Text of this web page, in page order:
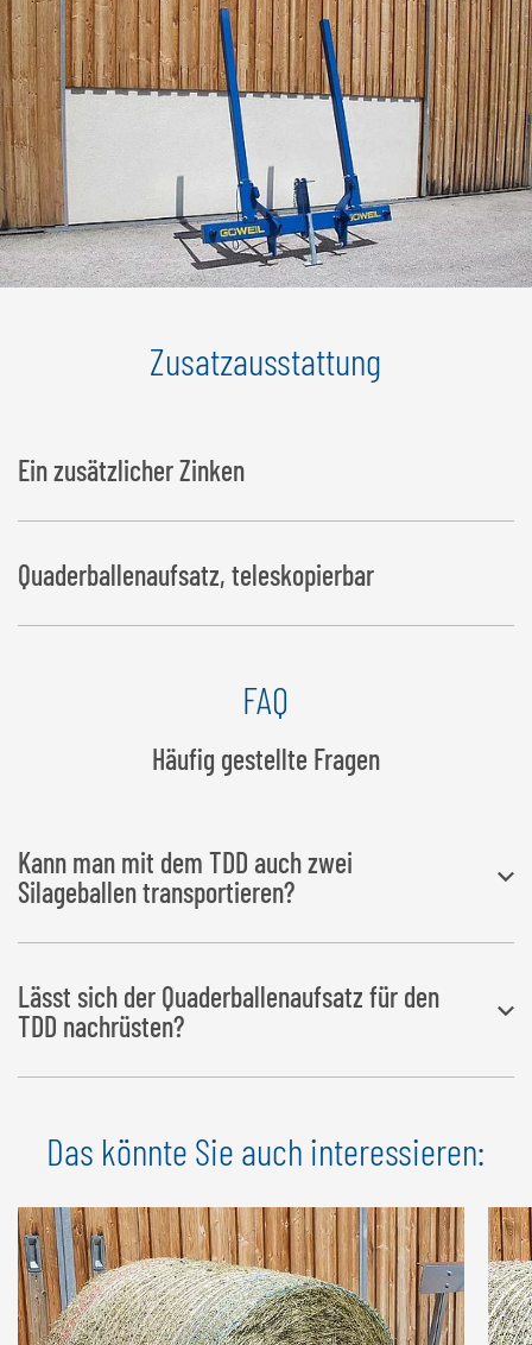
Zusatzausstattung
Ein zusätzlicher Zinken
Quaderballenaufsatz, teleskopierbar
FAQ
Häufig gestellte Fragen
Kann man mit dem TDD auch zwei
Silageballen transportieren?
Der Transportdorn doppelt wurde zum Transportieren von
ungewickelten Rund- oder Vierkantballenentwickelt.
Lässt sich der Quaderballenaufsatz für den
TDD nachrüsten?
Zusatzausrüstungden passenden Quaderballenaufsatz.
Das könnte Sie auch interessieren: